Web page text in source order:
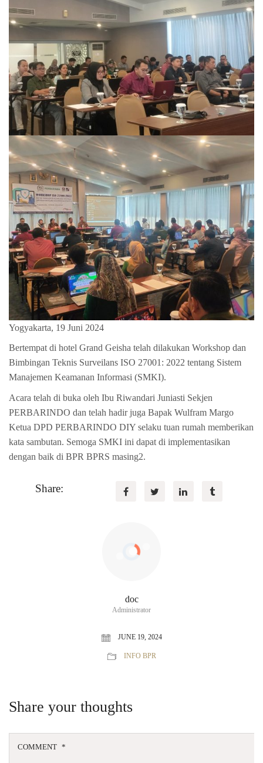
Yogyakarta, 19 Juni 2024
Bertempat di hotel Grand Geisha telah dilakukan Workshop dan
Bimbingan Teknis Surveilans ISO 27001: 2022 tentang Sistem
Manajemen Keamanan Informasi (SMKI).
Acara telah di buka oleh Ibu Riwandari Juniasti Sekjen
PERBARINDO dan telah hadir juga Bapak Wulfram Margo
Ketua DPD PERBARINDO DIY selaku tuan rumah memberikan
kata sambutan. Semoga SMKI ini dapat di implementasikan
dengan baik di BPR BPRS masing2.
Share:
doc
Administrator
JUNE 19, 2024
INFO BPR
Share your thoughts
COMMENT *